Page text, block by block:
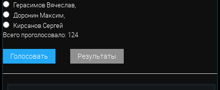
Герасимов Вячеслав,
Доронин Максим,
Кирсанов Сергей
Всего проголосовало: 124
Голосовать Результаты